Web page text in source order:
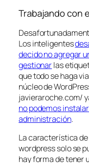
Trabajando con
Los inteligentes
decido no agregar
gestionarlas
que todo se haga
núcleo de
javieraroche.com/
no podemos
administración.
La característica
wordpress solo se
hay forma de tener